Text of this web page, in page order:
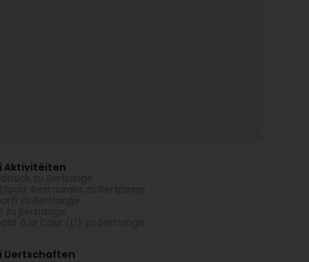
Aktivitéiten
Uertschaften